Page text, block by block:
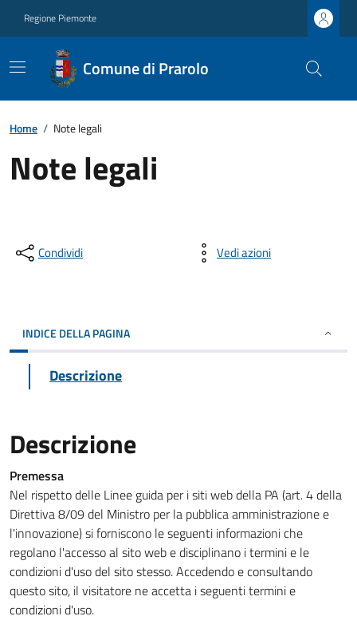
Regione Piemonte
Comune di Prarolo
Home / Note legali
Note legali
Condividi Vedi azioni
INDICE DELLA PAGINA
Descrizione
Descrizione
Premessa
Nel rispetto delle Linee guida per i siti web della PA (art. 4 della
Direttiva 8/09 del Ministro per la pubblica amministrazione e
l'innovazione) si forniscono le seguenti informazioni che
regolano l'accesso al sito web e disciplinano i termini e le
condizioni d'uso del sito stesso. Accedendo e consultando
questo sito, il visitatore ne accetta i seguenti termini e
condizioni d'uso.